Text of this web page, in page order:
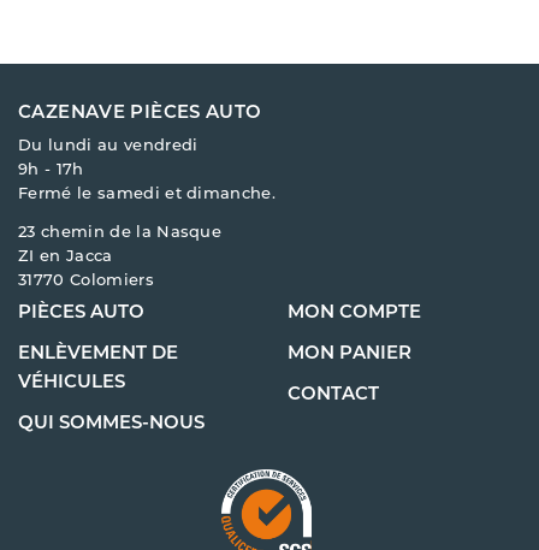
CAZENAVE PIÈCES AUTO
Du lundi au vendredi
9h - 17h
Fermé le samedi et dimanche.
23 chemin de la Nasque
ZI en Jacca
31770 Colomiers
PIÈCES AUTO
ENLÈVEMENT DE
VÉHICULES
QUI SOMMES-NOUS
MON COMPTE
MON PANIER
CONTACT